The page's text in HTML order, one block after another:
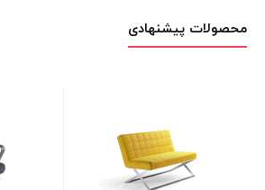
محصولات پیشنهادی